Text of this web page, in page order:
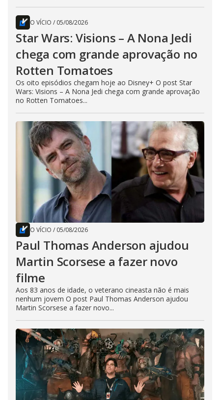
O VÍCIO / 05/08/2026
Star Wars: Visions – A Nona Jedi
chega com grande aprovação no
Rotten Tomatoes
Os oito episódios chegam hoje ao Disney+ O post Star
Wars: Visions – A Nona Jedi chega com grande aprovação
no Rotten Tomatoes...
O VÍCIO / 05/08/2026
Paul Thomas Anderson ajudou
Martin Scorsese a fazer novo
filme
Aos 83 anos de idade, o veterano cineasta não é mais
nenhum jovem O post Paul Thomas Anderson ajudou
Martin Scorsese a fazer novo...